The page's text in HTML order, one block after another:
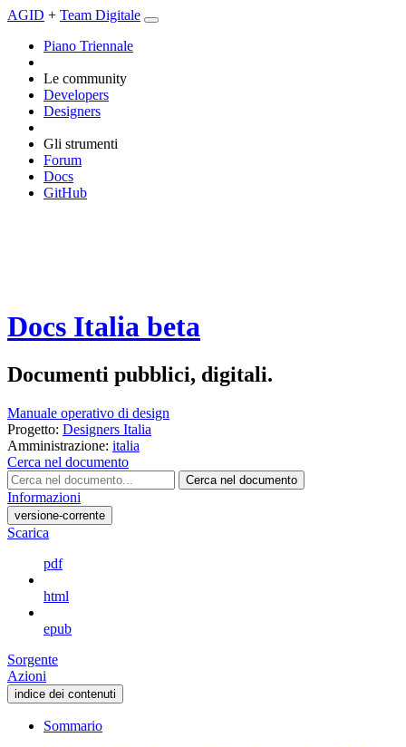
AGID + Team Digitale
Piano Triennale
Le community
Developers
Designers
Gli strumenti
Forum
Docs
GitHub
Docs Italia beta
Documenti pubblici, digitali.
Manuale operativo di design
Progetto: Designers Italia
Amministrazione: italia
Cerca nel documento
Cerca nel documento
Informazioni
versione-corrente
Scarica
pdf
html
epub
Sorgente
Azioni
indice dei contenuti
Sommario